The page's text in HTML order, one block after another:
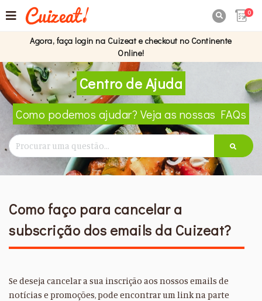
0
Agora, faça login na Cuizeat e checkout no Continente
Online!
Centro de Ajuda
Como podemos ajudar? Veja as nossas FAQs
Como faço para cancelar a
subscrição dos emails da Cuizeat?
Se deseja cancelar a sua inscrição aos nossos emails de
notícias e promoções, pode encontrar um link na parte